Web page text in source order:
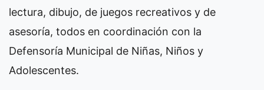
lectura, dibujo, de juegos recreativos y de
asesoría, todos en coordinación con la
Defensoría Municipal de Niñas, Niños y
Adolescentes.